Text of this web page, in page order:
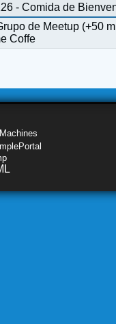
- Comida de
de Meetup (+50
Coffe